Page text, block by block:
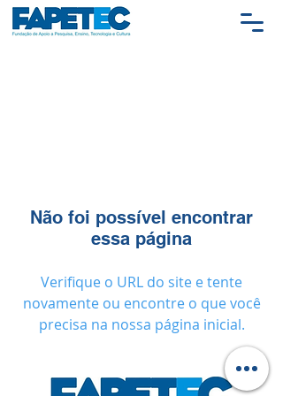
Não foi possível encontrar
essa página
Verifique o URL do site e tente
novamente ou encontre o que você
precisa na nossa página inicial.